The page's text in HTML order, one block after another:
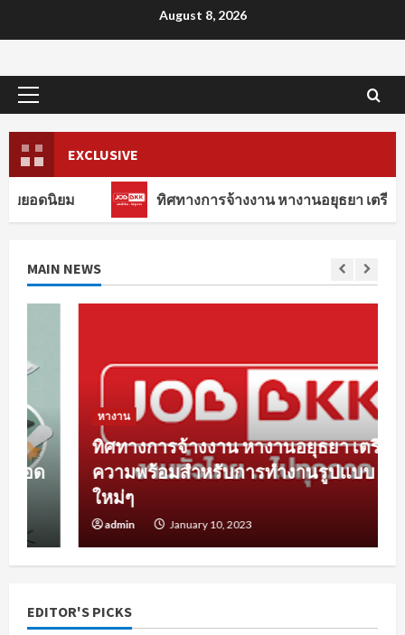
August 8, 2026
Primary
EXCLUSIVE
ทิศทางการจ้างงาน หางานอยุธยา เตรียมความพ
MAIN NEWS
ทิศทางการจ้างงาน หางานอยุธยา เตรียม
ความพร้อมสำหรับการทำงานรูปแบบ
January 10, 2023
EDITOR'S PICKS